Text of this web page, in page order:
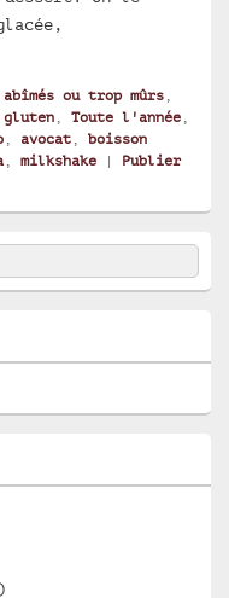
shake : milkshake à
ou trop mûrs ,
gluten , Toute l'année ,
, avocat , boisson
, milkshake | Publier